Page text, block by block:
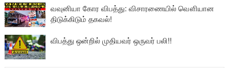
வவுனியா கோர விபத்து: விசாரணையில் வௌியான
திடுக்கிடும் தகவல்!
விபத்து ஒன்றில் முதியவர் ஒருவர் பலி!!